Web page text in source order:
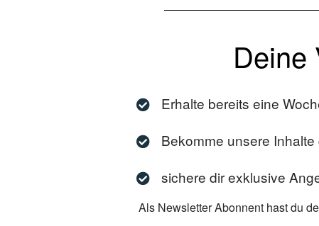
Deine
Erhalte bereits eine
Bekomme unsere
sichere dir exklusive
Als Newsletter Abonnent hast du